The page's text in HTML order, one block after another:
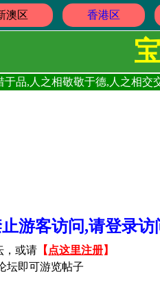
澳区 香港区
于品,人之相敬敬于德,人之相
止游客访问,请登录
，或请 【 点这里注册】
坛即可游览帖子